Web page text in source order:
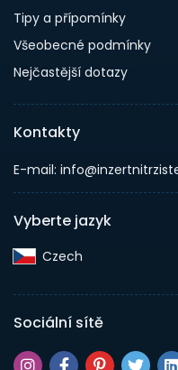
Tipy a přípomínky
Všeobecné podmínky
Nejčastější dotazy
Kontakty
E-mail:
Vyberte jazyk
Czech‎
Sociální sítě